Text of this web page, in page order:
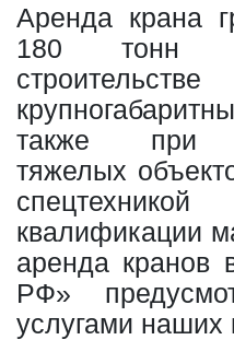
Аренда крана
180 тонн
также при
тяжелых
квалификации
аренда кранов
РФ»
услугами наших